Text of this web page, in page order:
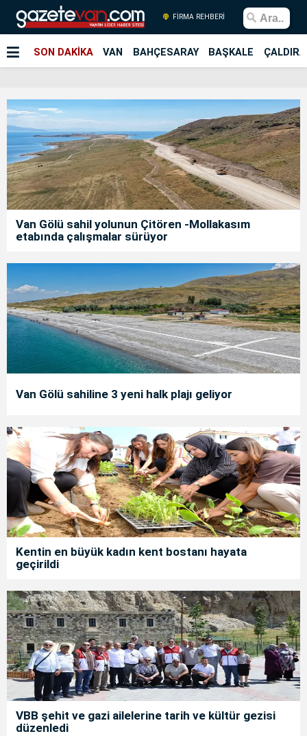
FİRMA REHBERİ
SON DAKİKA VAN BAHÇESARAY BAŞKALE
Van Gölü sahil yolunun Çitören -Mollakasım
etabında çalışmalar sürüyor
Van Gölü sahiline 3 yeni halk plajı geliyor
Kentin en büyük kadın kent bostanı hayata
geçirildi
VBB şehit ve gazi ailelerine tarih ve kültür gezisi
düzenledi